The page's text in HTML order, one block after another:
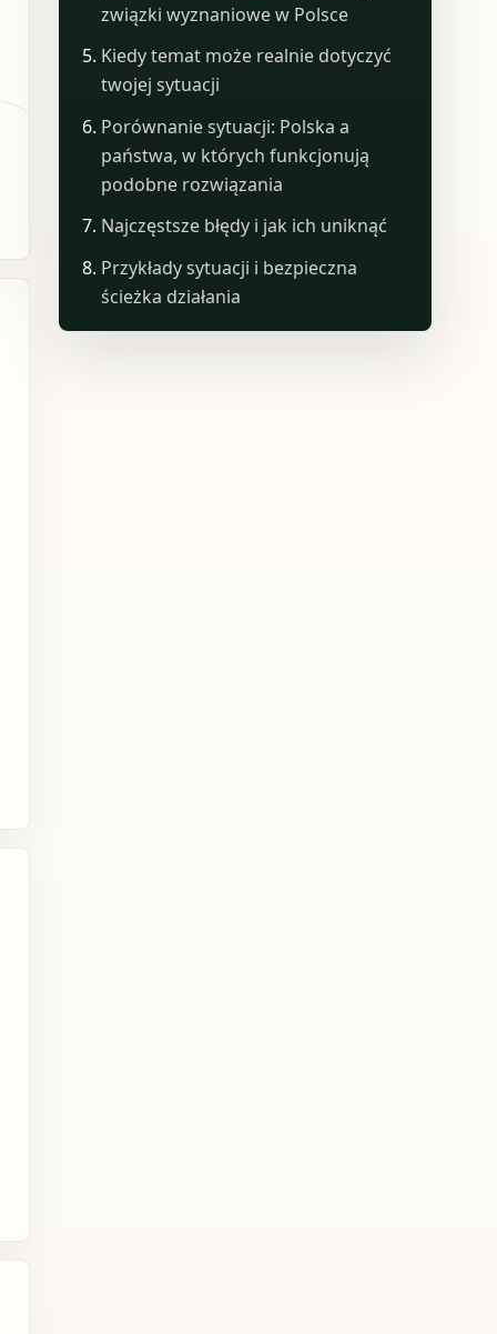
związki wyznaniowe w Polsce
Kiedy temat może realnie dotyczyć
twojej sytuacji
Porównanie sytuacji: Polska a
państwa, w których funkcjonują
podobne rozwiązania
Najczęstsze błędy i jak ich uniknąć
Przykłady sytuacji i bezpieczna
ścieżka działania